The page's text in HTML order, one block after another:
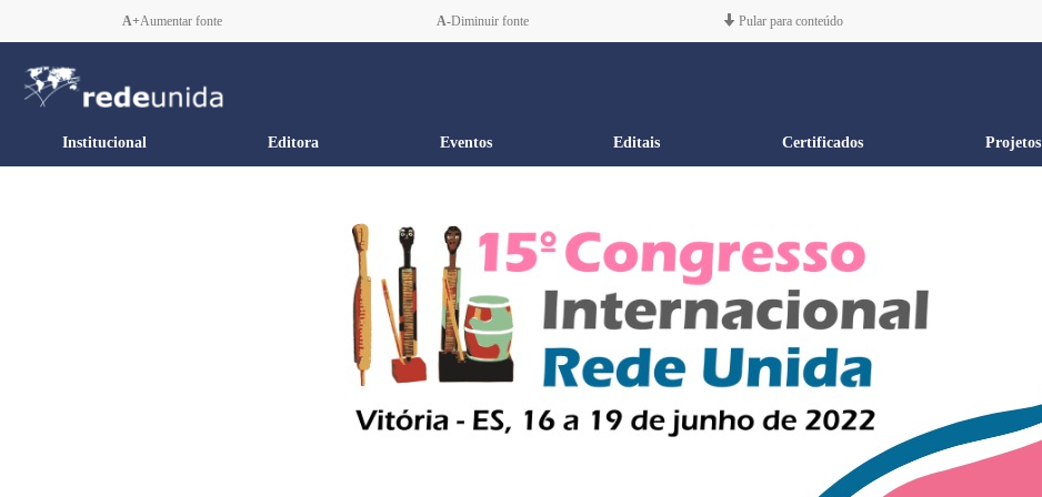
A+Aumentar fonte A-Diminuir fonte Pular para conteúdo
Institucional Editora Eventos Editais Certificados Projetos